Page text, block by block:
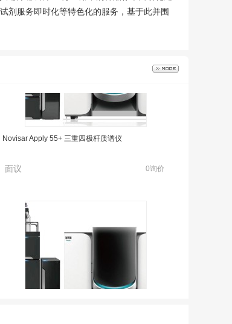
剂服务即时化等特色化的服务，基于此并围
Novisar Apply 55+ 三重四极杆质谱仪